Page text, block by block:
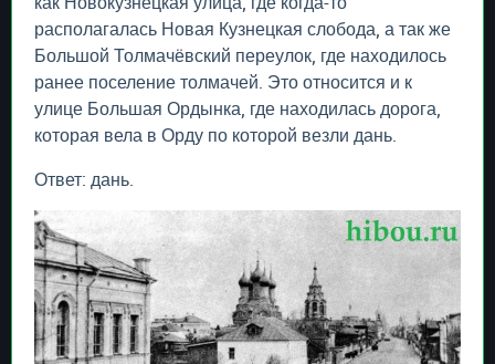
располагалась Новая Кузнецкая слобода, а так же
Большой Толмачёвский переулок, где находилось
ранее поселение толмачей. Это относится и к
улице Большая Ордынка, где находилась дорога,
которая вела в Орду по которой везли дань.
Ответ: дань.